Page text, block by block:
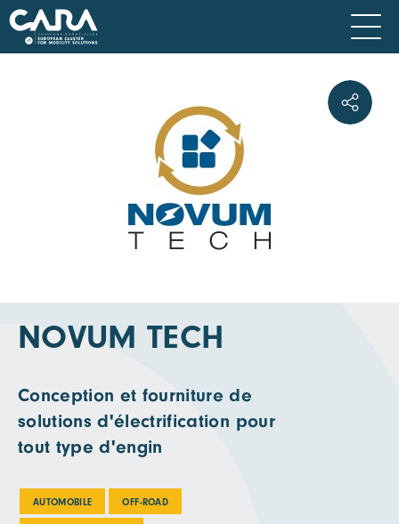
NOVUM TECH
Conception et fourniture de
solutions d'électrification pour
tout type d'engin
AUTOMOBILE OFF-ROAD